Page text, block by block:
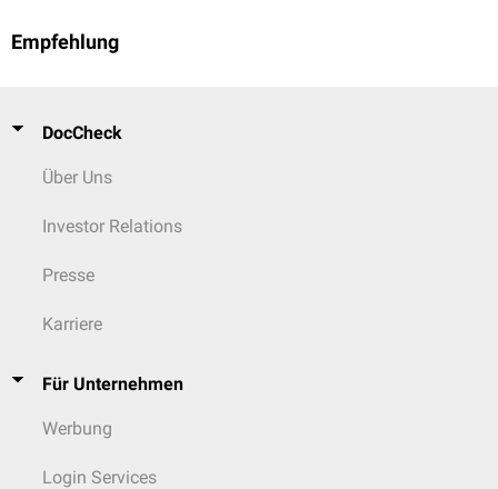
Empfehlung
DocCheck
Über Uns
Investor Relations
Presse
Karriere
Für Unternehmen
Werbung
Login Services